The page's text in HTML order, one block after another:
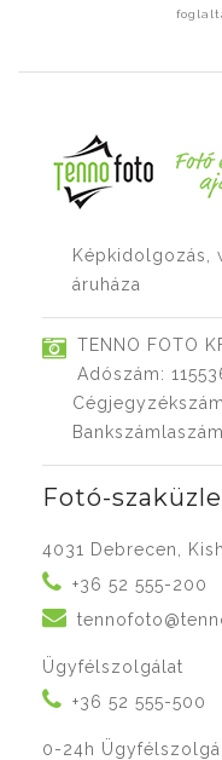
Képkidolgozás,
áruháza
TENNO FOTO
Adószám:
Fotó-
4031 Debrecen,
+36 52 555-200
Ügyfélszolgálat
+36 52 555-500
0-24h